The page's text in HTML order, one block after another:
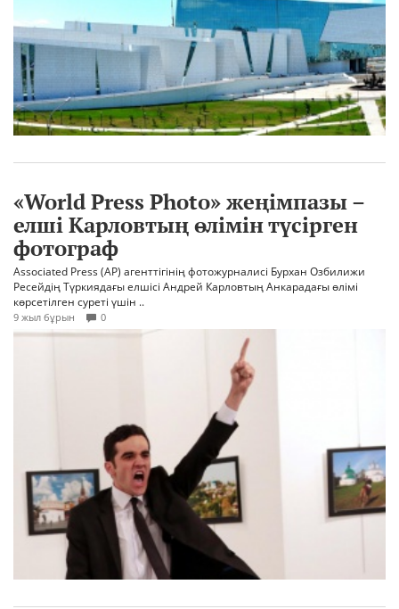
«World Press Photo» жеңімпазы –
елші Карловтың өлімін түсірген
фотограф
Associated Press (AP) агенттігінің фотожурналисі Бурхан Озбилижи
Ресейдің Түркиядағы елшісі Андрей Карловтың Анкарадағы өлімі
көрсетілген суреті үшін ..
9 жыл бұрын 0